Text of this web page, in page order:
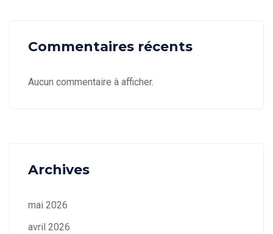
Commentaires récents
Aucun commentaire à afficher.
Archives
mai 2026
avril 2026